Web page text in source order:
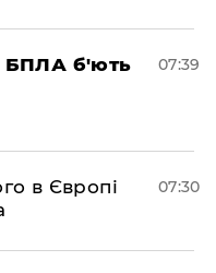
БПЛА б'ють
07:39
в Європі
07:30